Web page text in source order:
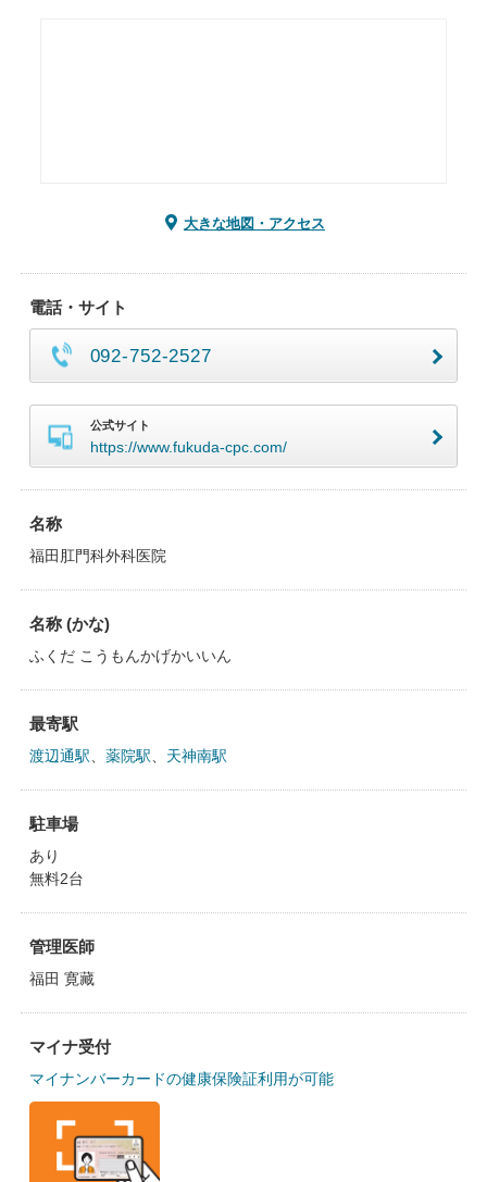
大きな地図・アクセス
電話・サイト
092-752-2527
公式サイト
https://www.fukuda-cpc.com/
名称
福田肛門科外科医院
名称 (かな)
ふくだ こうもんかげかいいん
最寄駅
渡辺通駅 薬院駅 天神南駅
駐車場
あり
無料2台
管理医師
福田 寛藏
マイナ受付
マイナンバーカードの健康保険証利用が可能